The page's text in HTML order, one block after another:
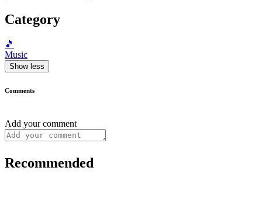
Category
🎵
Music
Show less
Comments
Add your comment
Recommended